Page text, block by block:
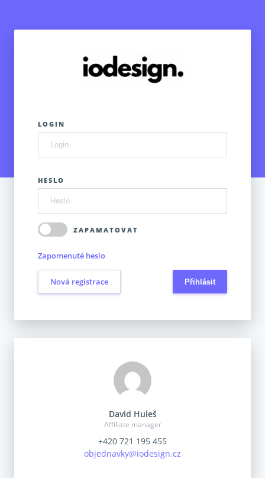
LOGIN
HESLO
ZAPAMATOVAT
Zapomenuté heslo
Nová registrace
David Huleš
Affiliate manager
+420 721 195 455
objednavky@iodesign.cz